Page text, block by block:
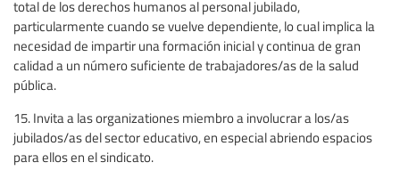
total de los derechos humanos al personal jubilado,
particularmente cuando se vuelve dependiente, lo cual implica la
necesidad de impartir una formación inicial y continua de gran
calidad a un número suficiente de trabajadores/as de la salud
pública.
15. Invita a las organizationes miembro a involucrar a los/as
jubilados/as del sector educativo, en especial abriendo espacios
para ellos en el sindicato.